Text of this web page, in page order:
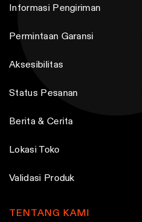
Informasi Pengiriman
Permintaan Garansi
Aksesibilitas
Status Pesanan
Berita & Cerita
Lokasi Toko
Validasi Produk
TENTANG KAMI